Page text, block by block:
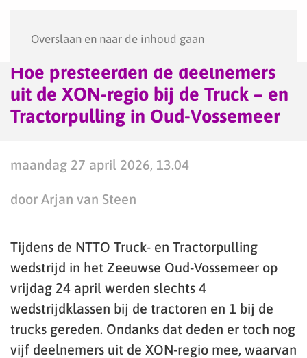
Overslaan en naar de inhoud gaan
Hoe presteerden de deelnemers
uit de XON-regio bij de Truck – en
Tractorpulling in Oud-Vossemeer
maandag 27 april 2026, 13.04
door Arjan van Steen
Tijdens de NTTO Truck- en Tractorpulling
wedstrijd in het Zeeuwse Oud-Vossemeer op
vrijdag 24 april werden slechts 4
wedstrijdklassen bij de tractoren en 1 bij de
trucks gereden. Ondanks dat deden er toch nog
vijf deelnemers uit de XON-regio mee, waarvan